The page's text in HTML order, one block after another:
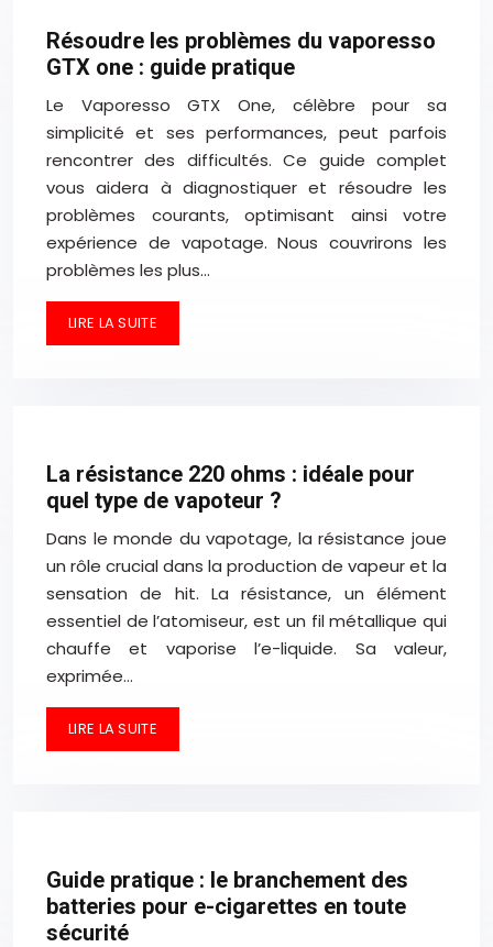
Résoudre les problèmes du vaporesso
GTX one : guide pratique
Le Vaporesso GTX One, célèbre pour sa
simplicité et ses performances, peut parfois
rencontrer des difficultés. Ce guide complet
vous aidera à diagnostiquer et résoudre les
problèmes courants, optimisant ainsi votre
expérience de vapotage. Nous couvrirons les
problèmes les plus…
LIRE LA SUITE
La résistance 220 ohms : idéale pour
quel type de vapoteur ?
Dans le monde du vapotage, la résistance joue
un rôle crucial dans la production de vapeur et la
sensation de hit. La résistance, un élément
essentiel de l’atomiseur, est un fil métallique qui
chauffe et vaporise l’e-liquide. Sa valeur,
exprimée…
LIRE LA SUITE
Guide pratique : le branchement des
batteries pour e-cigarettes en toute
sécurité